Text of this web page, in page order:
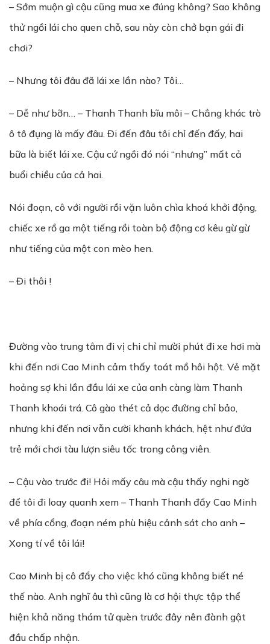
– Sớm muộn gì cậu cũng mua xe đúng không? Sao không
thử ngồi lái cho quen chỗ, sau này còn chở bạn gái đi
chơi?
– Nhưng tôi đâu đã lái xe lần nào? Tôi…
– Dễ như bỡn… – Thanh Thanh bĩu môi – Chẳng khác trò
ô tô đụng là mấy đâu. Đi đến đâu tôi chỉ đến đấy, hai
bữa là biết lái xe. Cậu cứ ngồi đó nói “nhưng” mất cả
buổi chiều của cả hai.
Nói đoạn, cô với người rồi vặn luôn chìa khoá khởi động,
chiếc xe rồ ga một tiếng rồi toàn bộ động cơ kêu gừ gừ
như tiếng của một con mèo hen.
– Đi thôi !
Đường vào trung tâm đi vị chi chỉ mười phút đi xe hơi mà
khi đến nơi Cao Minh cảm thấy toát mồ hôi hột. Vẻ mặt
hoảng sợ khi lần đầu lái xe của anh càng làm Thanh
Thanh khoái trá. Cô gào thét cả dọc đường chỉ bảo,
nhưng khi đến nơi vẫn cười khanh khách, hệt như đứa
trẻ mới chơi tàu lượn siêu tốc trong công viên.
– Cậu vào trước đi! Hỏi mấy câu mà cậu thấy nghi ngờ
để tôi đi loay quanh xem – Thanh Thanh đẩy Cao Minh
về phía cổng, đoạn ném phù hiệu cảnh sát cho anh –
Xong tí về tôi lái!
Cao Minh bị cô đẩy cho việc khó cũng không biết né
thế nào. Anh nghĩ âu thì cũng là cơ hội thực tập thể
hiện khả năng thám tử quèn trước đây nên đành gật
đầu chấp nhận.